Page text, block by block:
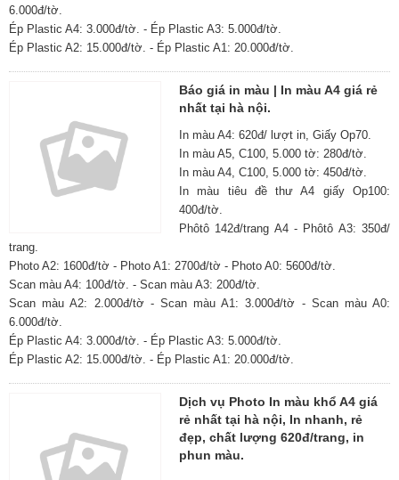
6.000đ/tờ.
Ép Plastic A4: 3.000đ/tờ. - Ép Plastic A3: 5.000đ/tờ.
Ép Plastic A2: 15.000đ/tờ. - Ép Plastic A1: 20.000đ/tờ.
Báo giá in màu | In màu A4 giá rẻ
nhất tại hà nội.
In màu A4: 620đ/ lượt in, Giấy Op70.
In màu A5, C100, 5.000 tờ: 280đ/tờ.
In màu A4, C100, 5.000 tờ: 450đ/tờ.
In màu tiêu đề thư A4 giấy Op100:
400đ/tờ.
Phôtô 142đ/trang A4 - Phôtô A3: 350đ/
trang.
Photo A2: 1600đ/tờ - Photo A1: 2700đ/tờ - Photo A0: 5600đ/tờ.
Scan màu A4: 100đ/tờ. - Scan màu A3: 200đ/tờ.
Scan màu A2: 2.000đ/tờ - Scan màu A1: 3.000đ/tờ - Scan màu A0:
6.000đ/tờ.
Ép Plastic A4: 3.000đ/tờ. - Ép Plastic A3: 5.000đ/tờ.
Ép Plastic A2: 15.000đ/tờ. - Ép Plastic A1: 20.000đ/tờ.
Dịch vụ Photo In màu khổ A4 giá
rẻ nhất tại hà nội, In nhanh, rẻ
đẹp, chất lượng 620đ/trang, in
phun màu.